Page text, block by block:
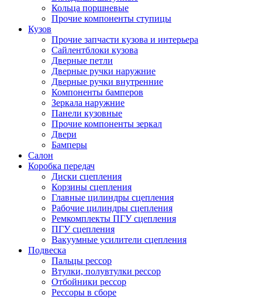
Кольца поршневые
Прочие компоненты ступицы
Кузов
Прочие запчасти кузова и интерьера
Сайлентблоки кузова
Дверные петли
Дверные ручки наружние
Дверные ручки внутренние
Компоненты бамперов
Зеркала наружние
Панели кузовные
Прочие компоненты зеркал
Двери
Бамперы
Салон
Коробка передач
Диски сцепления
Корзины сцепления
Главные цилиндры сцепления
Рабочие цилиндры сцепления
Ремкомплекты ПГУ сцепления
ПГУ сцепления
Вакуумные усилители сцепления
Подвеска
Пальцы рессор
Втулки, полувтулки рессор
Отбойники рессор
Рессоры в сборе